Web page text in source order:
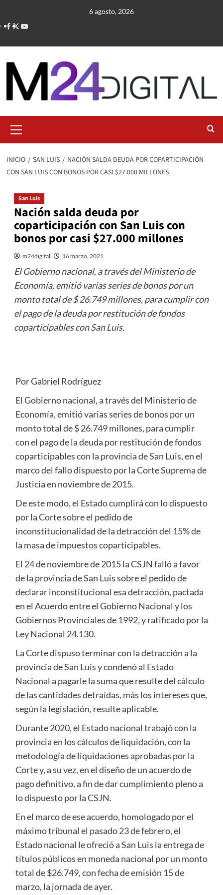
contenido
6 agosto, 2026
primario
INICIO SAN LUIS
NACIÓN SALDA DEUDA POR COPARTICIPACIÓN
CON SAN LUIS CON BONOS POR CASI $27.000 MILLONES
San Luis
Nación salda deuda por
coparticipación con San Luis con
bonos por casi $27.000 millones
m24digital 16 marzo, 2021
El Gobierno nacional, a través del Ministerio de
Economía, emitió varias series de bonos por un
monto total de $ 26.749 millones, para cumplir con
el pago de la deuda por restitución de fondos
coparticipables con San Luis.
Por Gabriel Rodríguez
El Gobierno nacional, a través del Ministerio de
Economía, emitió varias series de bonos por un
monto total de $ 26.749 millones, para cumplir
con el pago de la deuda por restitución de fondos
coparticipables con la provincia de San Luis, en el
marco del fallo dispuesto por la Corte Suprema de
Justicia en noviembre de 2015.
De este modo, el Estado cumplirá con lo dispuesto
por la Corte sobre el pedido de
inconstitucionalidad de la detracción del 15% de
la masa de impuestos coparticipables.
El 24 de noviembre de 2015 la CSJN falló a favor
de la provincia de San Luis sobre el pedido de
declarar inconstitucional esa detracción, pactada
en el Acuerdo entre el Gobierno Nacional y los
Gobiernos Provinciales de 1992, y ratificado por la
Ley Nacional 24.130.
La Corte dispuso terminar con la detracción a la
provincia de San Luis y condenó al Estado
Nacional a pagarle la suma que resulte del cálculo
de las cantidades detraídas, más los intereses que,
según la legislación, resulte aplicable.
Durante 2020, el Estado nacional trabajó con la
provincia en los cálculos de liquidación, con la
metodología de liquidaciones aprobadas por la
Corte y, a su vez, en el diseño de un acuerdo de
pago definitivo, a fin de dar cumplimiento pleno a
lo dispuesto por la CSJN.
En el marco de ese acuerdo, homologado por el
máximo tribunal el pasado 23 de febrero, el
Estado nacional le ofreció a San Luis la entrega de
títulos públicos en moneda nacional por un monto
total de $26.749, con fecha de emisión 15 de
marzo, la jornada de ayer.